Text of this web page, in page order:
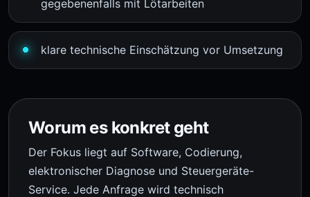
gegebenenfalls mit Lötarbeiten
klare technische Einschätzung vor Umsetzung
Worum es konkret geht
Der Fokus liegt auf Software, Codierung,
elektronischer Diagnose und Steuergeräte-
Service. Jede Anfrage wird technisch